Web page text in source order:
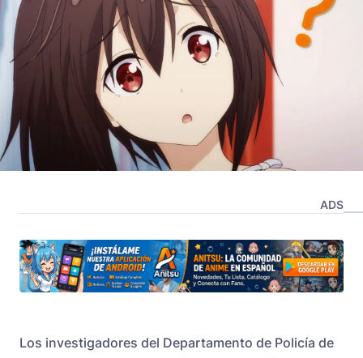
ADS
Los investigadores del Departamento de Policía de